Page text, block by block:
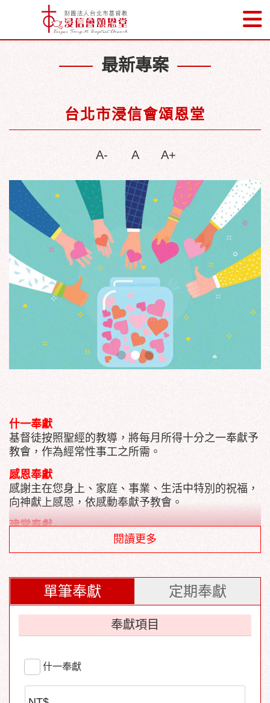
最新專案
台北市浸信會頌恩堂
A- A A+
什一奉獻
基督徒按照聖經的教導，將每月所得十分之一奉獻予
教會，作為經常性事工之所需。
感恩奉獻
感謝主在您身上、家庭、事業、生活中特別的祝福，
向神獻上感恩，依感動奉獻予教會。
建堂奉獻
為本家建堂相關事工（建築物、裝潢、設備…等）之
奉獻。
其他奉獻
凡不屬上述項目者，均歸此項，然仍需載明奉獻內容
或對象。
** 非本堂事工,敬請直接奉獻至該機構。 **
如果使用銀行匯款，帳號如下：
閱讀更多
單筆奉獻 定期奉獻
奉獻項目
什一奉獻